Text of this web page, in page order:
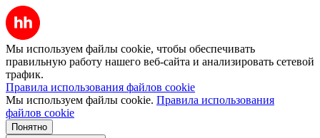
Мы используем файлы cookie, чтобы обеспечивать
правильную работу нашего веб-сайта и анализировать сетевой
трафик.
Правила использования файлов cookie
Мы используем файлы cookie. Правила использования
файлов cookie
Понятно